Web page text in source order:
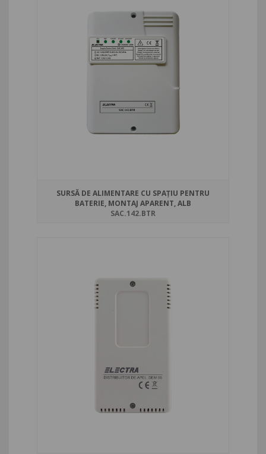
SURSĂ DE ALIMENTARE CU SPAȚIU PENTRU
BATERIE, MONTAJ APARENT, ALB
SAC.142.BTR